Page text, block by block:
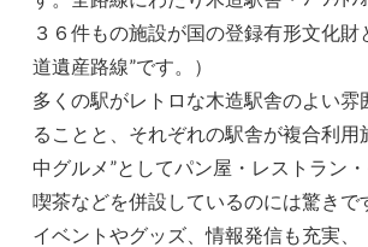
３６件もの施設が国の登録有形文化財
道遺産路線”です。）
多くの駅がレトロな木造駅舎のよい雰
ることと、それぞれの駅舎が複合利用
中グルメ”としてパン屋・レストラン
喫茶などを併設しているのには驚きで
イベントやグッズ、情報発信も充実、